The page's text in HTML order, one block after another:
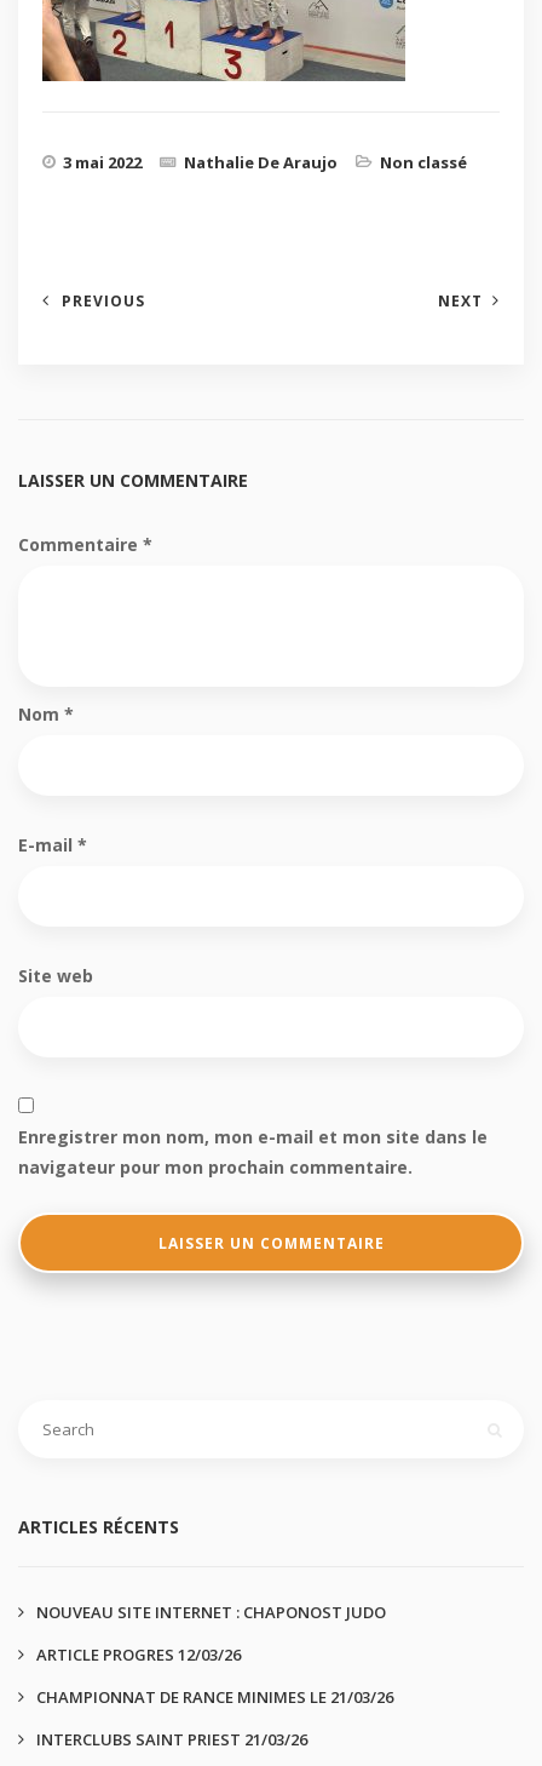
3 mai 2022 Nathalie De Araujo Non classé
PREVIOUS NEXT
LAISSER UN COMMENTAIRE
Commentaire *
Nom *
E-mail *
Site web
Enregistrer mon nom, mon e-mail et mon site dans le
navigateur pour mon prochain commentaire.
ARTICLES RÉCENTS
NOUVEAU SITE INTERNET : CHAPONOST JUDO
ARTICLE PROGRES 12/03/26
CHAMPIONNAT DE RANCE MINIMES LE 21/03/26
INTERCLUBS SAINT PRIEST 21/03/26